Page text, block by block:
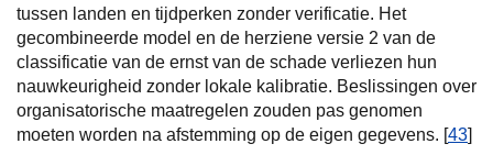
tussen landen en tijdperken zonder verificatie. Het
gecombineerde model en de herziene versie 2 van de
classificatie van de ernst van de schade verliezen hun
nauwkeurigheid zonder lokale kalibratie. Beslissingen over
organisatorische maatregelen zouden pas genomen
moeten worden na afstemming op de eigen gegevens. [43]